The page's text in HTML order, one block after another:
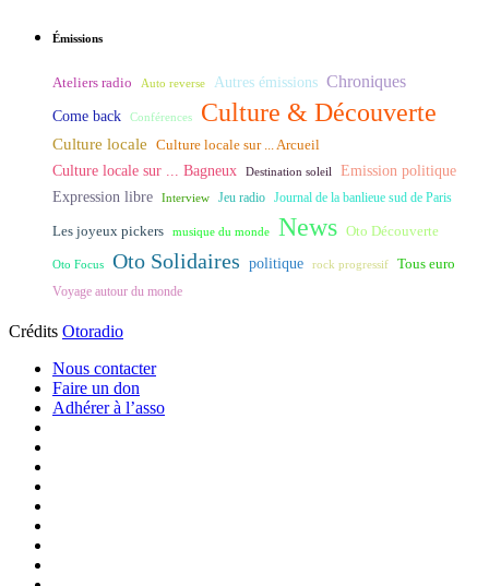
Émissions
Ateliers radio Auto reverse Autres émissions Chroniques
Come back Conférences Culture & Découverte
Culture locale Culture locale sur ... Arcueil
Culture locale sur ... Bagneux Destination soleil Emission politique
Expression libre Interview Jeu radio Journal de la banlieue sud de Paris
Les joyeux pickers musique du monde News Oto Découverte
Oto Focus Oto Solidaires politique rock progressif Tous euro
Voyage autour du monde
Crédits Otoradio
Nous contacter
Faire un don
Adhérer à l’asso